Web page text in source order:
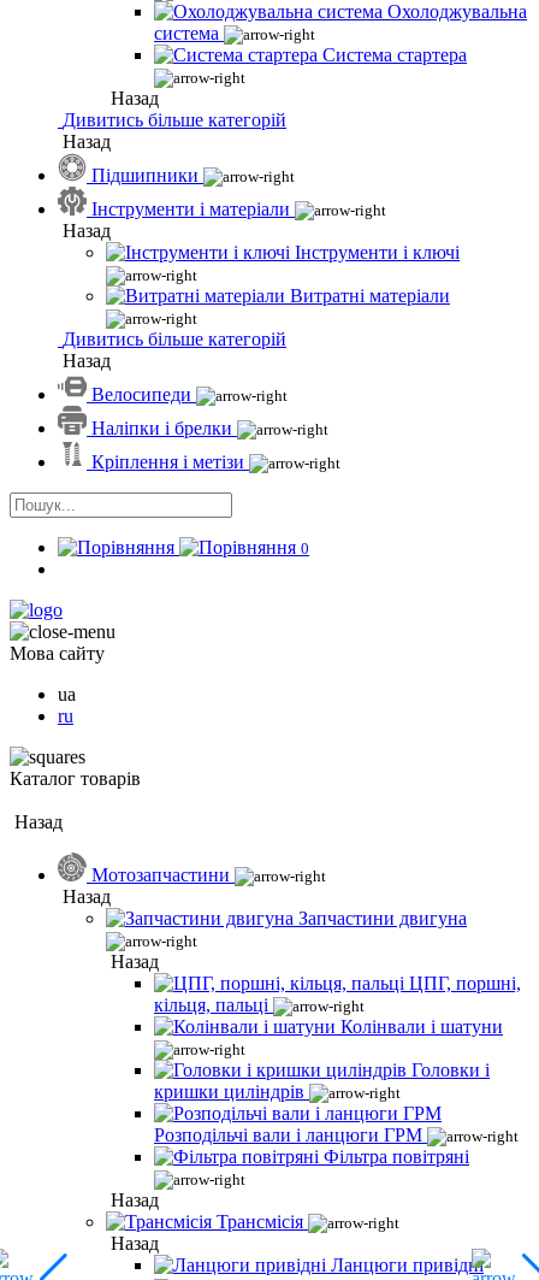
Охолоджувальна
система
Система стартера
Назад
Дивитись більше категорій
Назад
Підшипники
Інструменти і матеріали
Назад
Інструменти і ключі
Витратні матеріали
Дивитись більше категорій
Назад
Велосипеди
Наліпки і брелки
Кріплення і метізи
0
Мова сайту
ua
ru
Каталог товарів
Назад
Мотозапчастини
Назад
Запчастини двигуна
Назад
ЦПГ, поршні,
кільця, пальці
Колінвали і шатуни
Головки і
кришки циліндрів
Розподільчі вали і ланцюги ГРМ
Фільтра повітряні
Назад
Трансмісія
Назад
Ланцюги привідні